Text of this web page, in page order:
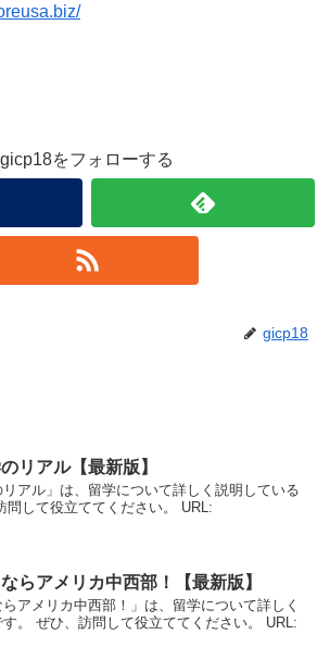
gicp18をフォローする
gicp18
リアル【最新版】
リアル」は、留学について詳しく説明している
問して役立ててください。 URL:
らアメリカ中西部！【最新版】
らアメリカ中西部！」は、留学について詳しく
。 ぜひ、訪問して役立ててください。 URL: